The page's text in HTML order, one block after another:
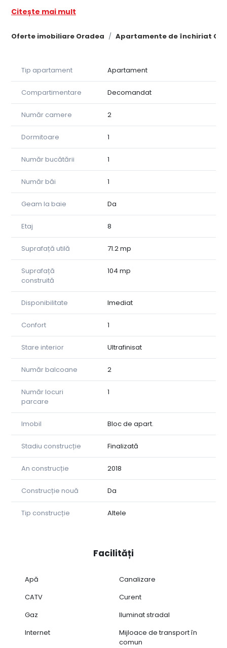
Oferte imobiliare Oradea Apartamente de închiriat
dormitor, baie cu cada şi 2 balcoane.
Avand o suprafata de 104 mp construiți, 60 mp utili + 2
Dispune de 2 aparate de aer conditionat iar incalzirea
a fiecarui apartament.
vase,cuptor electric,hota,frigider,televizor.
De asemenea dispune de 1 loc de parcare situat la iesirea
din bloc.
negociabil
primei chirii.
Citește mai mult
Tip apartament Apartament
Compartimentare Decomandat
Număr camere 2
Dormitoare 1
Număr bucătării 1
Număr băi 1
Geam la baie Da
Etaj 8
Suprafață utilă 71.2 mp
Suprafață
construită
104 mp
Disponibilitate Imediat
Confort 1
Stare interior Ultrafinisat
Număr balcoane 2
Număr locuri
parcare
1
Imobil Bloc de apart.
Stadiu construcție Finalizată
An construcție 2018
Construcție nouă Da
Tip construcție Altele
Facilități
Apă
Canalizare
CATV
Curent
Gaz
Iluminat stradal
Internet
Mijloace de transport în
comun